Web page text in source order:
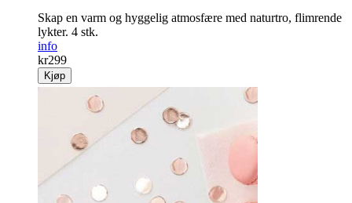
Skap en varm og ­hyggelig ­atmosfære med naturtro, flimrende
lykter. 4 stk.
info
kr299
Kjøp